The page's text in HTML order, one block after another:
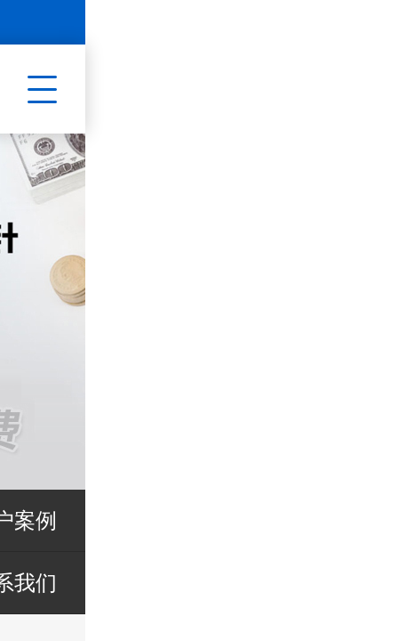
案例
我们